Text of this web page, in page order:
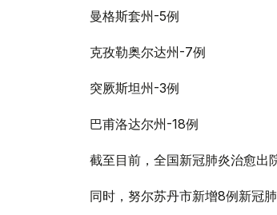
曼格斯套州-5例
克孜勒奥尔达州-7例
突厥斯坦州-3例
巴甫洛达尔州-18例
截至目前，全国新冠肺炎治愈出
同时，努尔苏丹市新增8例新冠肺